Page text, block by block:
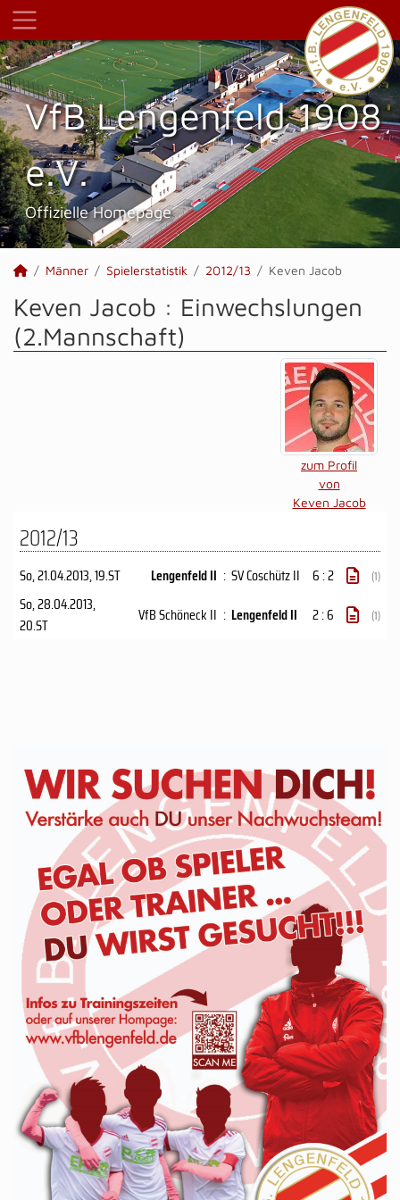
VfB Lengenfeld 1908
e.V.
Offizielle Homepage
Männer Spielerstatistik 2012/13 Keven Jacob
Keven Jacob : Einwechslungen
(2.Mannschaft)
zum Profil
von
Keven Jacob
2012/13
So, 21.04.2013, 19.ST Lengenfeld II : SV Coschütz II 6 : 2 (1)
So, 28.04.2013,
20.ST
VfB Schöneck II : Lengenfeld II 2 : 6 (1)